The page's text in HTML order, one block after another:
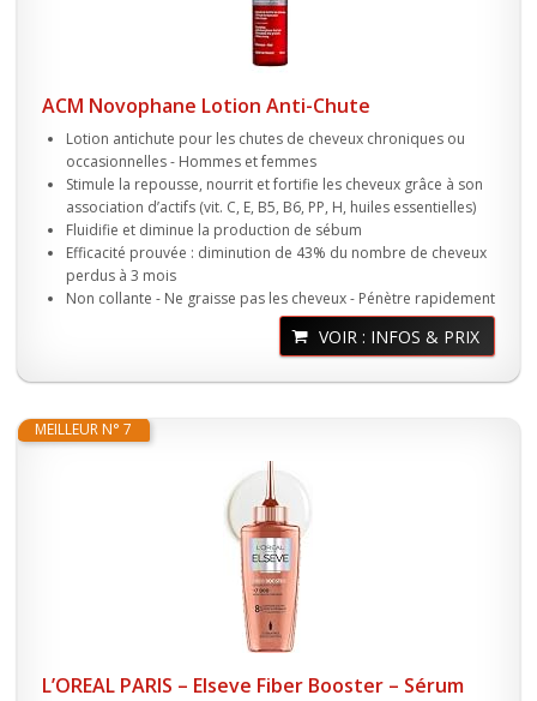
ACM Novophane Lotion Anti-Chute
Lotion antichute pour les chutes de cheveux chroniques ou
occasionnelles - Hommes et femmes
Stimule la repousse, nourrit et fortifie les cheveux grâce à son
association d’actifs (vit. C, E, B5, B6, PP, H, huiles essentielles)
Fluidifie et diminue la production de sébum
Efficacité prouvée : diminution de 43% du nombre de cheveux
perdus à 3 mois
Non collante - Ne graisse pas les cheveux - Pénètre rapidement
VOIR : INFOS & PRIX
MEILLEUR N° 7
L’OREAL PARIS – Elseve Fiber Booster – Sérum